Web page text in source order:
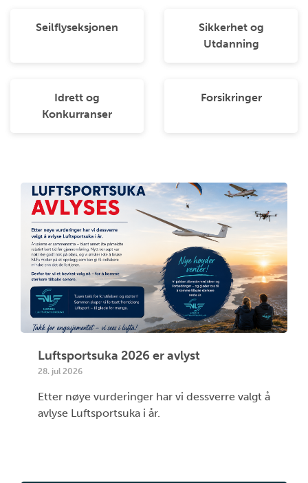
Seilflyseksjonen
Sikkerhet og
Utdanning
Idrett og
Konkurranser
Forsikringer
Luftsportsuka 2026 er avlyst
28. jul 2026
Etter nøye vurderinger har vi dessverre valgt å
avlyse Luftsportsuka i år.